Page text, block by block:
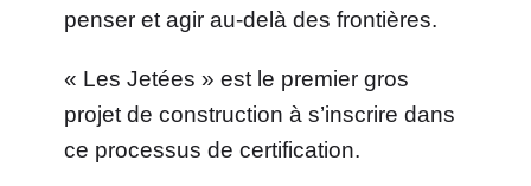
penser et agir au-delà des frontières.
« Les Jetées » est le premier gros
projet de construction à s’inscrire dans
ce processus de certification.